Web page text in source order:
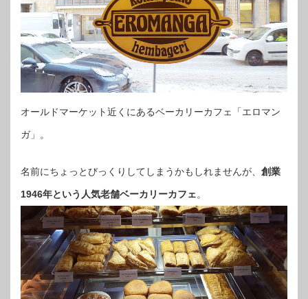
オールドマーケット近くにあるベーカリーカフェ「エロマン
ガ」。
名前にちょっとびっくりしてしまうかもしれませんが、 創業
1946年という人気老舗ベーカリーカフェ。